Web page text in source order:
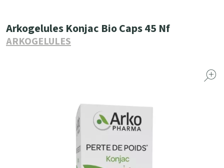
Arkogelules Konjac Bio Caps 45 Nf
ARKOGELULES